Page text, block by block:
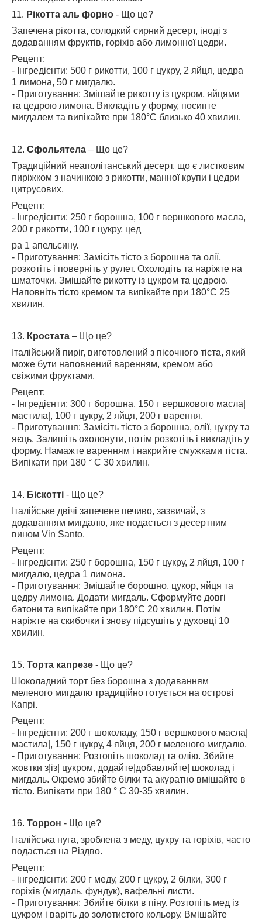
11. Рікотта аль форно - Що це?
Запечена рікотта, солодкий сирний десерт, іноді з
додаванням фруктів, горіхів або лимонної цедри.
Рецепт:
- Інгредієнти: 500 г рикотти, 100 г цукру, 2 яйця, цедра
1 лимона, 50 г мигдалю.
- Приготування: Змішайте рикотту із цукром, яйцями
та цедрою лимона. Викладіть у форму, посипте
мигдалем та випікайте при 180°C близько 40 хвилин.
12. Сфольятела – Що це?
Традиційний неаполітанський десерт, що є листковим
пиріжком з начинкою з рикотти, манної крупи і цедри
цитрусових.
Рецепт:
- Інгредієнти: 250 г борошна, 100 г вершкового масла,
200 г рикотти, 100 г цукру, цед
ра 1 апельсину.
- Приготування: Замісіть тісто з борошна та олії,
розкотіть і поверніть у рулет. Охолодіть та наріжте на
шматочки. Змішайте рикотту із цукром та цедрою.
Наповніть тісто кремом та випікайте при 180°C 25
хвилин.
13. Кростата – Що це?
Італійський пиріг, виготовлений з пісочного тіста, який
може бути наповнений варенням, кремом або
свіжими фруктами.
Рецепт:
- Інгредієнти: 300 г борошна, 150 г вершкового масла|
мастила|, 100 г цукру, 2 яйця, 200 г варення.
- Приготування: Замісіть тісто з борошна, олії, цукру та
яєць. Залишіть охолонути, потім розкотіть і викладіть у
форму. Намажте варенням і накрийте смужками тіста.
Випікати при 180 ° C 30 хвилин.
14. Біскотті - Що це?
Італійське двічі запечене печиво, зазвичай, з
додаванням мигдалю, яке подається з десертним
вином Vin Santo.
Рецепт:
- Інгредієнти: 250 г борошна, 150 г цукру, 2 яйця, 100 г
мигдалю, цедра 1 лимона.
- Приготування: Змішайте борошно, цукор, яйця та
цедру лимона. Додати мигдаль. Сформуйте довгі
батони та випікайте при 180°C 20 хвилин. Потім
наріжте на скибочки і знову підсушіть у духовці 10
хвилин.
15. Торта капрезе - Що це?
Шоколадний торт без борошна з додаванням
меленого мигдалю традиційно готується на острові
Капрі.
Рецепт:
- Інгредієнти: 200 г шоколаду, 150 г вершкового масла|
мастила|, 150 г цукру, 4 яйця, 200 г меленого мигдалю.
- Приготування: Розтопіть шоколад та олію. Збийте
жовтки з|із| цукром, додайте|добавляйте| шоколад і
мигдаль. Окремо збийте білки та акуратно вмішайте в
тісто. Випікати при 180 ° C 30-35 хвилин.
16. Торрон - Що це?
Італійська нуга, зроблена з меду, цукру та горіхів, часто
подається на Різдво.
Рецепт:
- інгредієнти: 200 г меду, 200 г цукру, 2 білки, 300 г
горіхів (мигдаль, фундук), вафельні листи.
- Приготування: Збийте білки в піну. Розтопіть мед із
цукром і варіть до золотистого кольору. Вмішайте